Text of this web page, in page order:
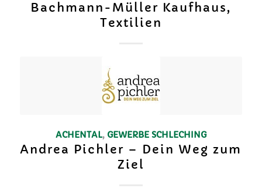
Bachmann-Müller Kaufhaus,
Textilien
ACHENTAL, GEWERBE SCHLECHING
Andrea Pichler – Dein Weg zum
Ziel